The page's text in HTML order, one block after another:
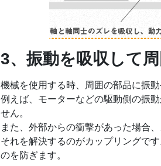
3、振動を吸収して
機械を使用する時、周囲の部品に振
例えば、モーターなどの駆動側の振
せん。
また、外部からの衝撃があった場合
それを解決するのがカップリングで
のを防ぎます。